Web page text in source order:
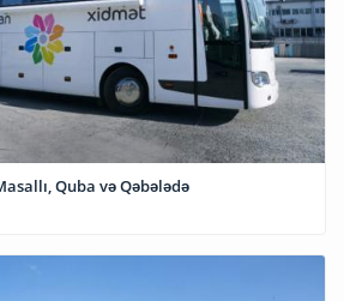
Quba və Qəbələdə